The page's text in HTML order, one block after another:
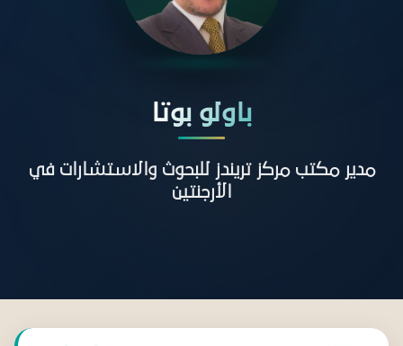
باولو بوتا
مدير مكتب مركز تريندز للبحوث والاستشارات في
الأرجنتين